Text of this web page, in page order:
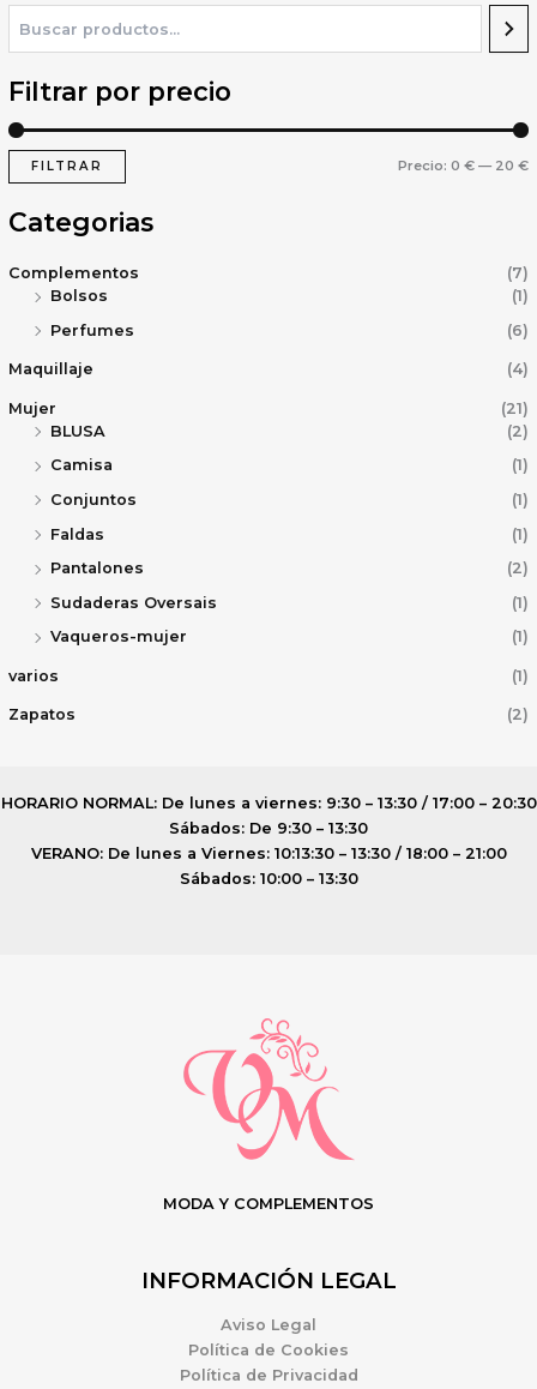
Filtrar por precio
FILTRAR Precio:0 € — 20 €
Categorias
Complementos
(7)
Bolsos
(1)
Perfumes
(6)
Maquillaje (4)
Mujer
(21)
BLUSA
(2)
Camisa
(1)
Conjuntos
(1)
Faldas
(1)
Pantalones
(2)
Sudaderas Oversais
(1)
Vaqueros-mujer
(1)
varios (1)
Zapatos (2)
HORARIO NORMAL: De lunes a viernes: 9:30 – 13:30 / 17:00 – 20:30
Sábados: De 9:30 – 13:30
VERANO: De lunes a Viernes: 10:13:30 – 13:30 / 18:00 – 21:00
Sábados: 10:00 – 13:30
MODA Y COMPLEMENTOS
INFORMACIÓN LEGAL
Aviso Legal
Política de Cookies
Política de Privacidad